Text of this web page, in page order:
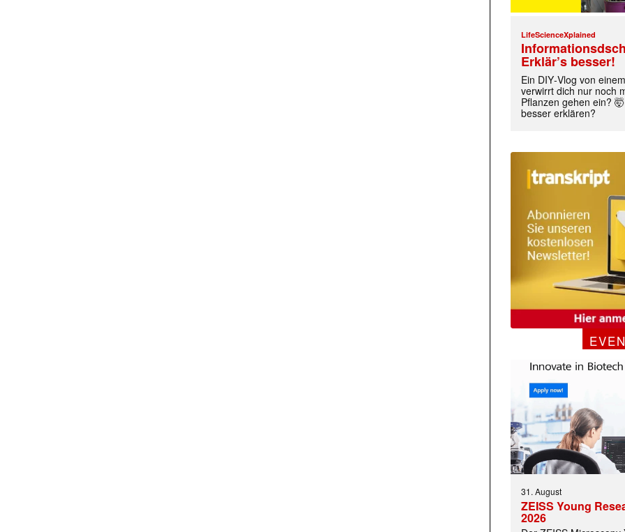
LifeScienceXplained
Erklär’s besser!
Ein DIY‑Vlog von
verwirrt dich nur noch
Pflanzen gehen ein?
besser erklären?
31. August
ZEISS Young
2026